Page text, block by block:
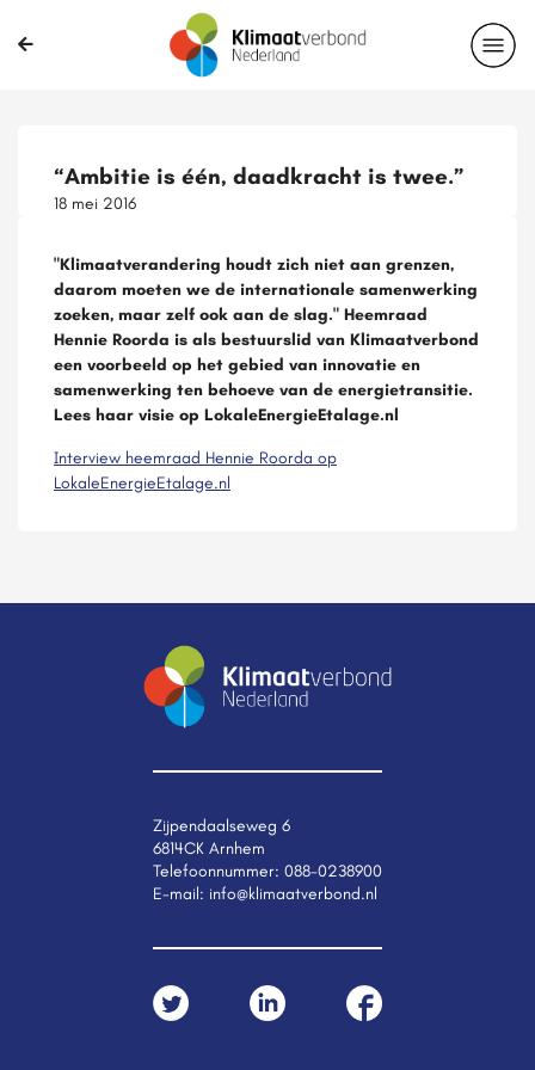
“Ambitie is één, daadkracht is twee.”
18 mei 2016
"Klimaatverandering houdt zich niet aan grenzen,
daarom moeten we de internationale samenwerking
zoeken, maar zelf ook aan de slag." Heemraad
Hennie Roorda is als bestuurslid van Klimaatverbond
een voorbeeld op het gebied van innovatie en
samenwerking ten behoeve van de energietransitie.
Lees haar visie op LokaleEnergieEtalage.nl
Interview heemraad Hennie Roorda op
LokaleEnergieEtalage.nl
Zijpendaalseweg 6
6814CK Arnhem
Telefoonnummer: 088-0238900
E-mail: info@klimaatverbond.nl